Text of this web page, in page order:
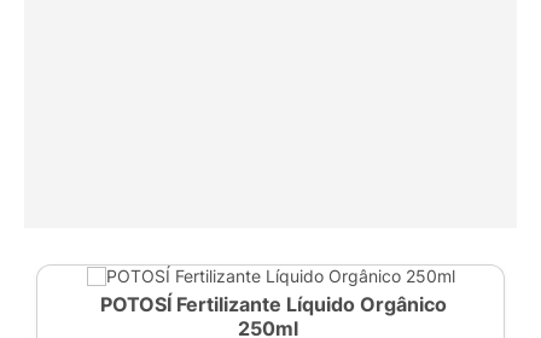
POTOSÍ Fertilizante Líquido Orgânico
250ml